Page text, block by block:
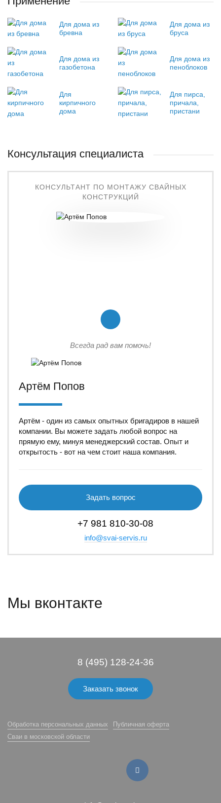
Для дома из
бревна
Для дома из
бруса
Для дома из
газобетона
Для дома из
пеноблоков
Для
кирпичного
дома
Для пирса,
причала,
пристани
Консультация специалиста
КОНСУЛЬТАНТ ПО МОНТАЖУ СВАЙНЫХ
КОНСТРУКЦИЙ
Всегда рад вам помочь!
Артём Попов
Артём - один из самых опытных бригадиров в нашей
компании. Вы можете задать любой вопрос на
прямую ему, минуя менеджерский состав. Опыт и
открытость - вот на чем стоит наша компания.
Задать вопрос
+7 981 810-30-08
info@svai-servis.ru
Мы вконтакте
8 (495) 128-24-36
Заказать звонок
Обработка персональных данных
Публичная оферта
Сваи в московской области